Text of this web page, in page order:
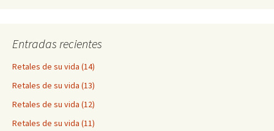
Entradas recientes
Retales de su vida (14)
Retales de su vida (13)
Retales de su vida (12)
Retales de su vida (11)